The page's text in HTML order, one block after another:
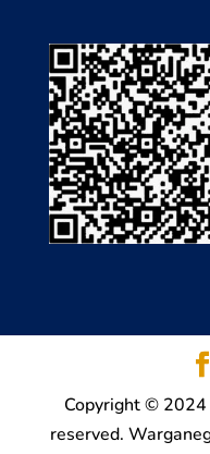
Copyright ©
reserved.